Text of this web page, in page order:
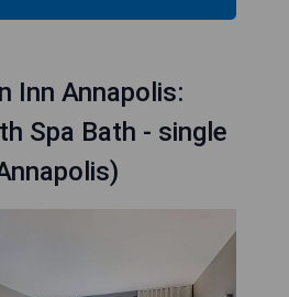
Inn Annapolis:
Spa Bath - single